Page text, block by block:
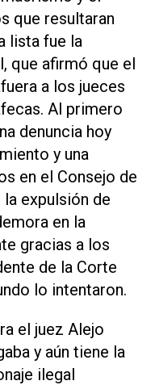
que resultaran
lista fue la
que afirmó que el
a los jueces
Al primero
denuncia hoy
y una
en el Consejo de
expulsión de
en la
gracias a los
de la Corte
lo intentaron.
el juez Alejo
y aún tiene la
ilegal